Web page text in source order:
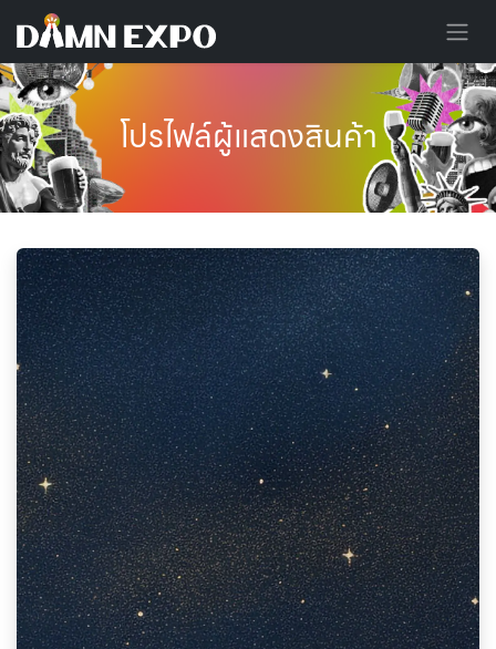
Skip to Content
โปรไฟล์ผู้แสดงสินค้า